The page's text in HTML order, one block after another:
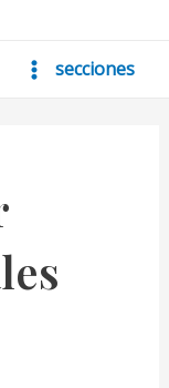
Main
secciones